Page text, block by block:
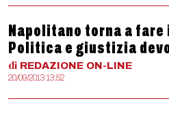
Napolitano torna a fare
Politica e giustizia
di REDAZIONE ON-LINE
20/09/2013 13:52